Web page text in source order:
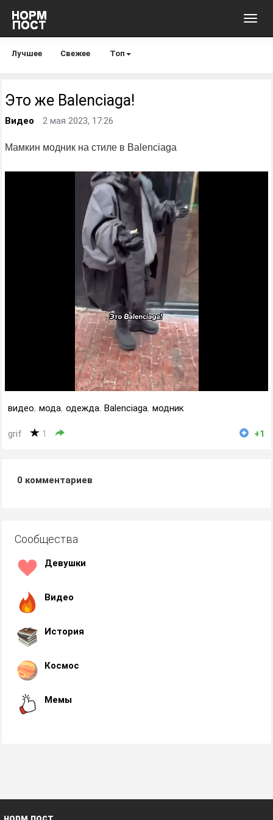
Лучшее Свежее Топ
Это же Balenciaga!
Видео 2 мая 2023, 17:26
Мамкин модник на стиле в Balenciaga
видео, мода, одежда, Balenciaga, модник
grif 1 +1
0 комментариев
Сообщества
Девушки
Видео
История
Космос
Мемы